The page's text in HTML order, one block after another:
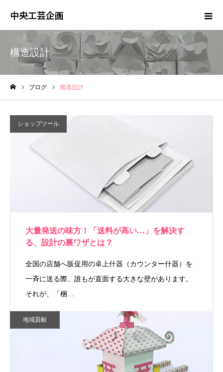
中央工芸企画
構造設計
ブログ 構造設計
ショップツール
大量発送の味方！「送料が高い…」を解決す
る、設計の裏ワザとは？
全国の店舗へ販促用の卓上什器（カウンター什器）を
一斉に送る際、誰もが直面する大きな壁があります。
それが、「梱…
地域貢献